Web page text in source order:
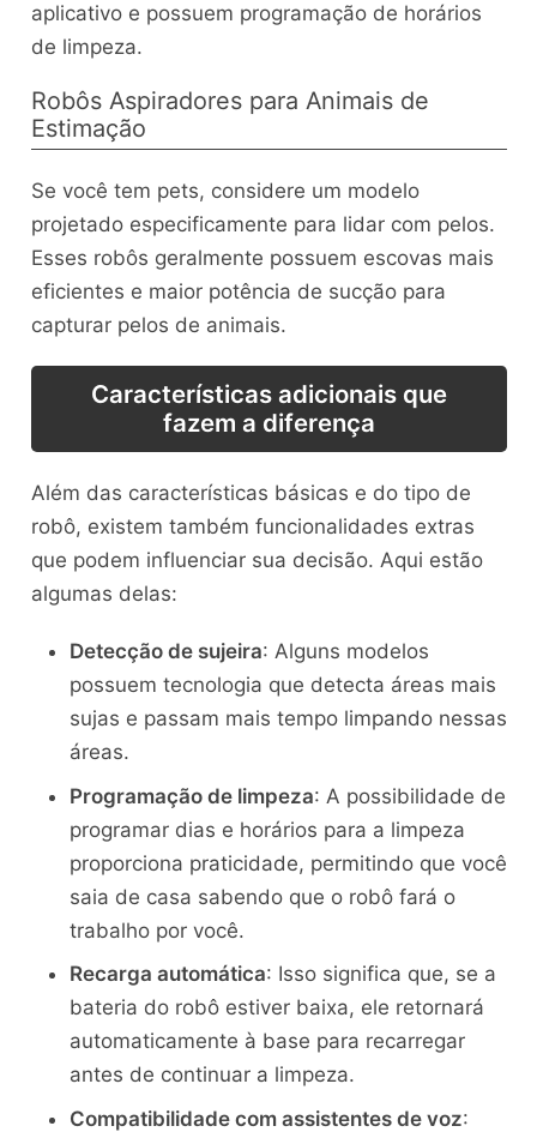
aplicativo e possuem programação de horários
de limpeza.
Robôs Aspiradores para Animais de
Estimação
Se você tem pets, considere um modelo
projetado especificamente para lidar com pelos.
Esses robôs geralmente possuem escovas mais
eficientes e maior potência de sucção para
capturar pelos de animais.
Características adicionais que
fazem a diferença
Além das características básicas e do tipo de
robô, existem também funcionalidades extras
que podem influenciar sua decisão. Aqui estão
algumas delas:
Detecção de sujeira: Alguns modelos
possuem tecnologia que detecta áreas mais
sujas e passam mais tempo limpando nessas
áreas.
Programação de limpeza: A possibilidade de
programar dias e horários para a limpeza
proporciona praticidade, permitindo que você
saia de casa sabendo que o robô fará o
trabalho por você.
Recarga automática: Isso significa que, se a
bateria do robô estiver baixa, ele retornará
automaticamente à base para recarregar
antes de continuar a limpeza.
Compatibilidade com assistentes de voz: